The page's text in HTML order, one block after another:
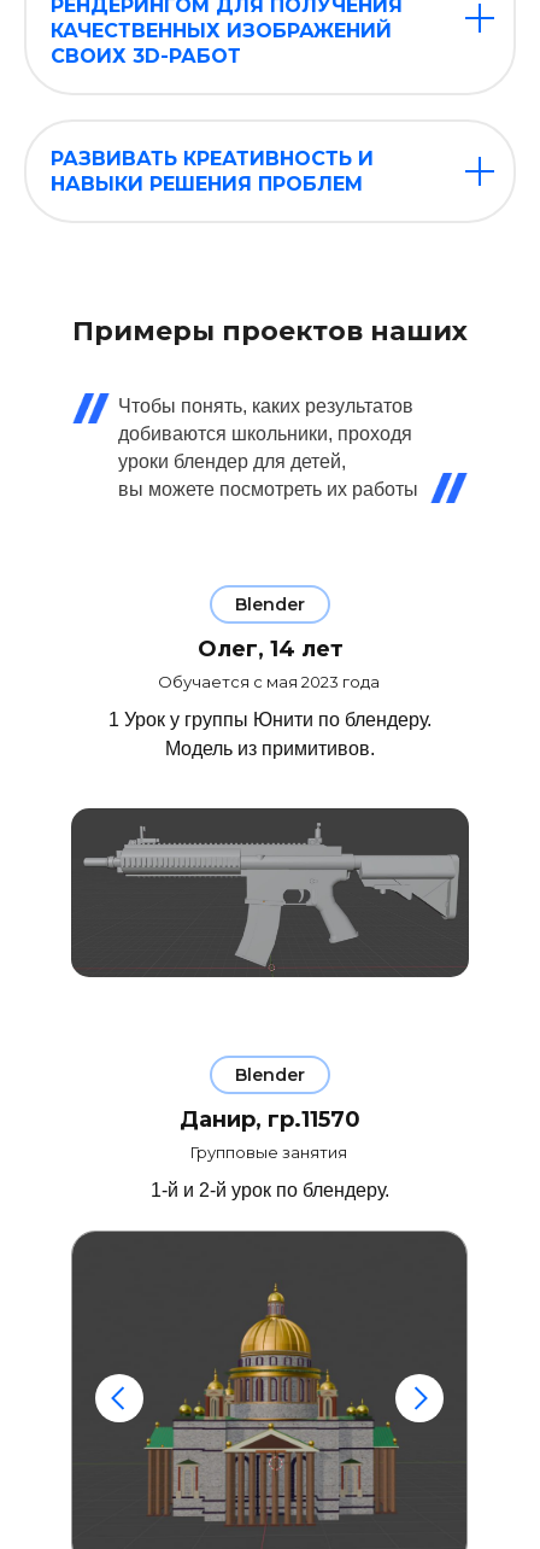
РЕНДЕРИНГОМ ДЛЯ ПОЛУЧЕНИЯ
КАЧЕСТВЕННЫХ ИЗОБРАЖЕНИЙ
СВОИХ 3D-РАБОТ
РАЗВИВАТЬ КРЕАТИВНОСТЬ И
НАВЫКИ РЕШЕНИЯ ПРОБЛЕМ
Примеры проектов наших
Чтобы понять, каких результатов
добиваются школьники, проходя
уроки блендер для детей,
вы можете посмотреть их работы
1 Урок у группы Юнити по блендеру.
Модель из примитивов.
Олег, 14 лет
Blender
Обучается с мая 2023 года
1-й и 2-й урок по блендеру.
Данир, гр.11570
Blender
Групповые занятия